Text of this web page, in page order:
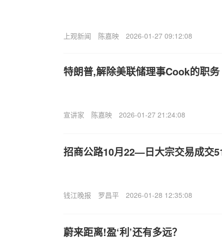
上观新闻 陈嘉映 2026-01-27 09:12:08
特朗普,解除美联储理事Cook的职
宣讲家 陈嘉映 2026-01-27 21:24:08
招商公路10月22—日大宗交易成交
钱江晚报 罗昌平 2026-01-28 12:35:08
蔚来距离!盈‘利’还有多远？